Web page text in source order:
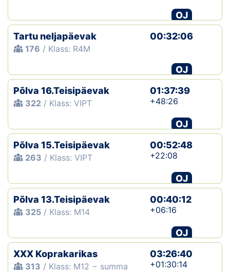
OJ
Tartu neljapäevak
176 / Klass: R4M
00:32:06
OJ
Põlva 16.Teisipäevak
322 / Klass: VIPT
01:37:39
+48:26
OJ
Põlva 15.Teisipäevak
263 / Klass: VIPT
00:52:48
+22:08
OJ
Põlva 13.Teisipäevak
325 / Klass: M14
00:40:12
+06:16
OJ
XXX Koprakarikas
313 / Klass: M12 − summa
03:26:40
+01:30:14